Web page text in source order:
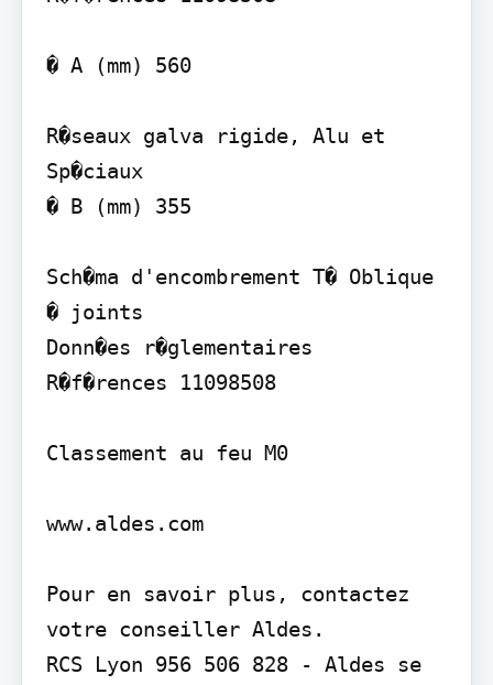
� A (mm) 560
R�seaux galva rigide, Alu et
Sp�ciaux
� B (mm) 355
Sch�ma d'encombrement T� Oblique
� joints
Donn�es r�glementaires
R�f�rences 11098508
Classement au feu M0
www.aldes.com
Pour en savoir plus, contactez
votre conseiller Aldes.
RCS Lyon 956 506 828 - Aldes se